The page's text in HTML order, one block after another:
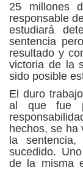
25 millones
responsable
estudiará
sentencia
resultado y
victoria de la
sido posible
El duro
al que fue
hechos, se ha
la
sucedido.
de la misma